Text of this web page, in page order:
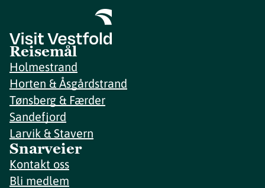
Reisemål
Holmestrand
Horten & Åsgårdstrand
Tønsberg & Færder
Sandefjord
Larvik & Stavern
Snarveier
Kontakt oss
Bli medlem